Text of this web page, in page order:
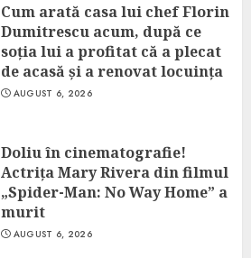
Cum arată casa lui chef Florin
Dumitrescu acum, după ce
soția lui a profitat că a plecat
de acasă și a renovat locuința
AUGUST 6, 2026
Doliu în cinematografie!
Actrița Mary Rivera din filmul
„Spider-Man: No Way Home” a
murit
AUGUST 6, 2026